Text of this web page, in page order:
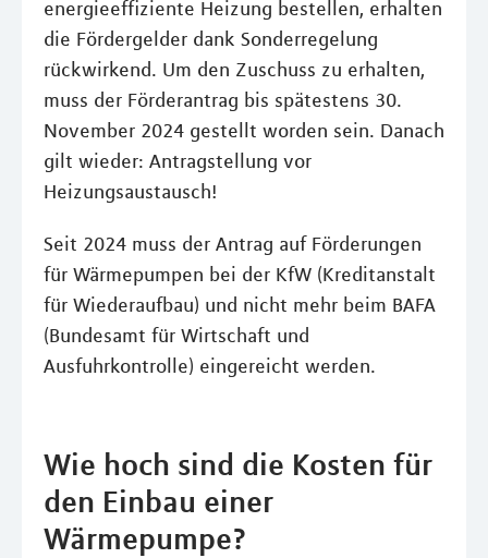
energieeffiziente Heizung bestellen, erhalten
die Fördergelder dank Sonderregelung
rückwirkend. Um den Zuschuss zu erhalten,
muss der Förderantrag bis spätestens 30.
November 2024 gestellt worden sein. Danach
gilt wieder: Antragstellung vor
Heizungsaustausch!
Seit 2024 muss der Antrag auf Förderungen
für Wärmepumpen bei der KfW (Kreditanstalt
für Wiederaufbau) und nicht mehr beim BAFA
(Bundesamt für Wirtschaft und
Ausfuhrkontrolle) eingereicht werden.
Wie hoch sind die Kosten für
den Einbau einer
Wärmepumpe?